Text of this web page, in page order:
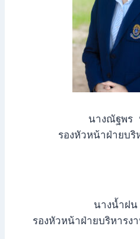
นางณัฐพร
รองหัวหน้าฝ่ายบริ
นางน้ำฝ
รองหัวหน้าฝ่ายบริหาร